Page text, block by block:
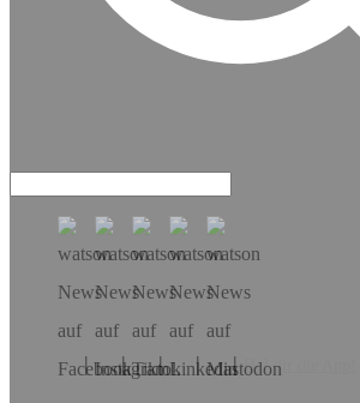
Hol dir die App!